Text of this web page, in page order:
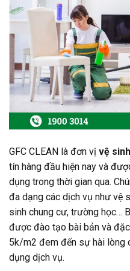
GFC CLEAN là đơn vị vệ
tín hàng đầu hiện nay và
dụng trong thời gian qua.
đa dạng các dịch vụ như vệ
sinh chung cư, trường học…
được đào tạo bài bản và
5k/m2 đem đến sự hài lòng
dụng dịch vụ.